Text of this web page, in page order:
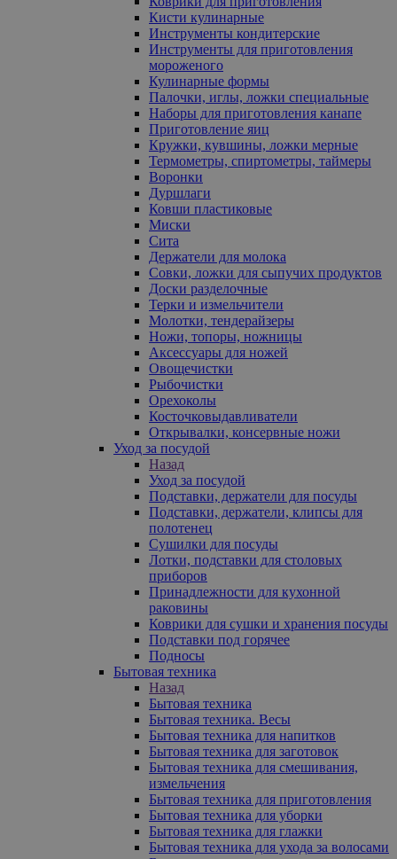
Кисти кулинарные
Инструменты кондитерские
Инструменты для приготовления
мороженого
Кулинарные формы
Палочки, иглы, ложки специальные
Наборы для приготовления канапе
Приготовление яиц
Кружки, кувшины, ложки мерные
Термометры, спиртометры, таймеры
Воронки
Дуршлаги
Ковши пластиковые
Миски
Сита
Держатели для молока
Совки, ложки для сыпучих продуктов
Доски разделочные
Терки и измельчители
Молотки, тендерайзеры
Ножи, топоры, ножницы
Аксессуары для ножей
Овощечистки
Рыбочистки
Орехоколы
Косточковыдавливатели
Открывалки, консервные ножи
Уход за посудой
Назад
Уход за посудой
Подставки, держатели для посуды
Подставки, держатели, клипсы для
полотенец
Сушилки для посуды
Лотки, подставки для столовых
приборов
Принадлежности для кухонной
раковины
Коврики для сушки и хранения посуды
Подставки под горячее
Подносы
Бытовая техника
Назад
Бытовая техника
Бытовая техника. Весы
Бытовая техника для напитков
Бытовая техника для заготовок
Бытовая техника для смешивания,
измельчения
Бытовая техника для приготовления
Бытовая техника для уборки
Бытовая техника для глажки
Бытовая техника для ухода за волосами